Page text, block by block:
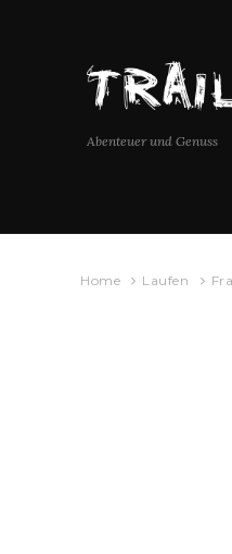
Abenteuer und Genuss
Home Laufen